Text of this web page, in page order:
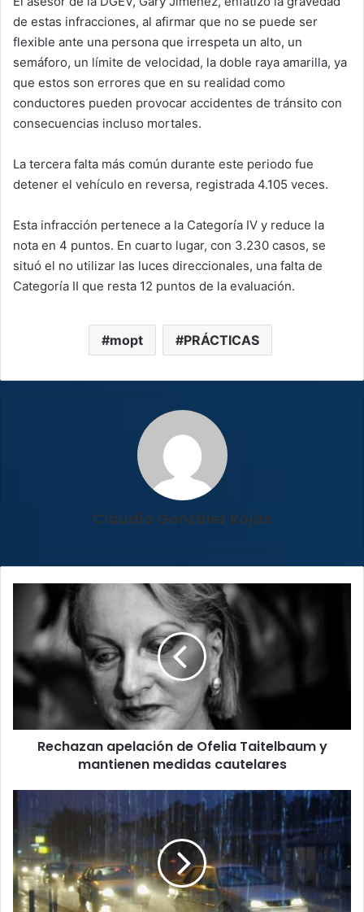
de estas infracciones, al afirmar que no se puede ser
flexible ante una persona que irrespeta un alto, un
semáforo, un límite de velocidad, la doble raya amarilla, ya
que estos son errores que en su realidad como
conductores pueden provocar accidentes de tránsito con
consecuencias incluso mortales.
La tercera falta más común durante este periodo fue
detener el vehículo en reversa, registrada 4.105 veces.
Esta infracción pertenece a la Categoría IV y reduce la
nota en 4 puntos. En cuarto lugar, con 3.230 casos, se
situó el no utilizar las luces direccionales, una falta de
Categoría II que resta 12 puntos de la evaluación.
mopt PRÁCTICAS
Claudia González Rojas
Rechazan
apelación
Taitelbaum
y
mantienen
medidas
cautelares
Rechazan apelación de Ofelia Taitelbaum y
mantienen medidas cautelares
60
incidentes
por
lluvias
en